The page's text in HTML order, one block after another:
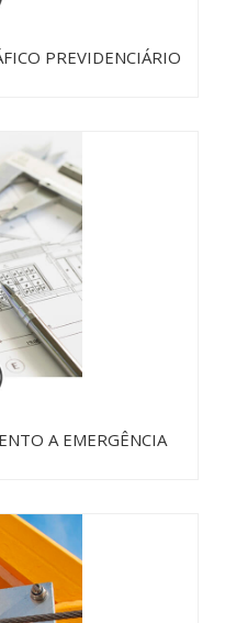
PREVIDENCIÁRIO
A EMERGÊNCIA